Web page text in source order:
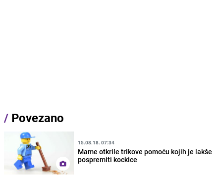
/ Povezano
15.08.18. 07:34
Mame otkrile trikove pomoću kojih je lakše
pospremiti kockice